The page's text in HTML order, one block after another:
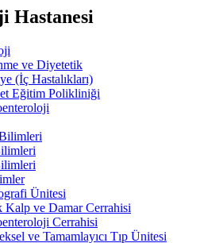
Hastanesi
ve Diyetetik
(İç Hastalıkları)
Eğitim Polikliniği
Ünitesi
Kalp ve Damar Cerrahisi
Cerrahisi
ve Tamamlayıcı Tıp Ünitesi